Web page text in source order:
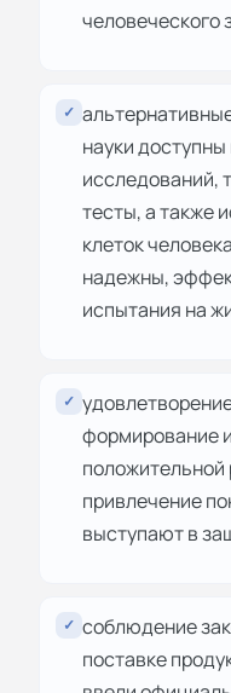
человеческого
✓
науки
исследований,
тесты, а также
клеток
надежны,
испытания на
✓
формирование
положительной
привлечение
выступают в
✓ соблюдение
поставке